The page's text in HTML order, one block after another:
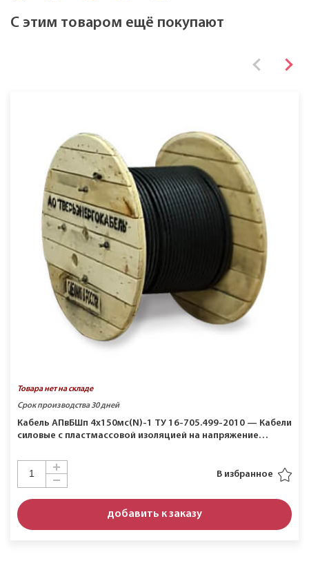
С этим товаром ещё покупают
Товара нет на складе
Срок производства 30 дней
Кабель АПвБШп 4х150мс(N)-1 ТУ 16-705.499-2010 — Кабели
силовые с пластмассовой изоляцией на напряжение…
В избранное
добавить к заказу